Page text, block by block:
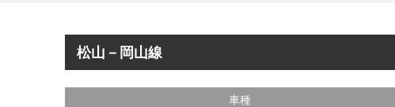
松山－岡山線
車種